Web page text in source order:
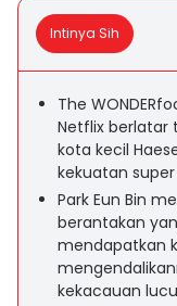
Intinya Sih
The
Netflix berlatar
kota kecil
kekuatan
Park Eun Bin
berantakan
mendapatkan
kekacauan